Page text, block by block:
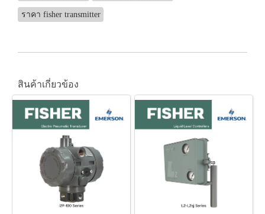
ราคา fisher transmitter
สินค้าเกี่ยวข้อง